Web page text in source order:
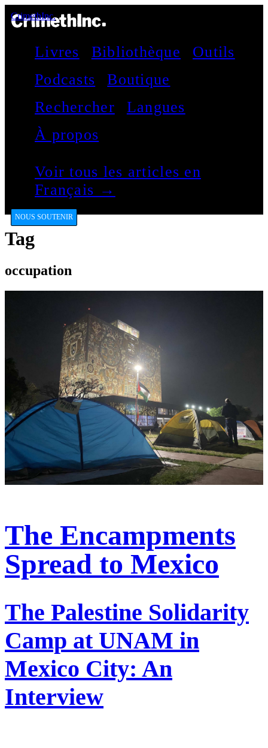
CrimethInc.
Livres Bibliothèque
Outils
Podcasts
Boutique
Rechercher
Langues
À propos
Voir tous les articles en
Français →
NOUS SOUTENIR
Tag
occupation
The Encampments
Spread to Mexico
The Palestine Solidarity
Camp at UNAM in
Mexico City: An
Interview